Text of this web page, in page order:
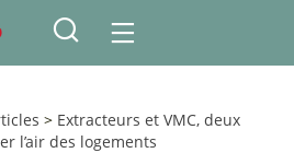
> Extracteurs et VMC, deux
l’air des logements